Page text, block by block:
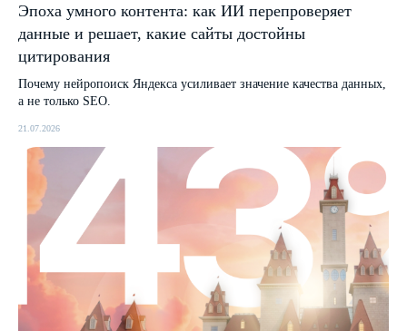
Эпоха умного контента: как ИИ перепроверяет
данные и решает, какие сайты достойны
цитирования
Почему нейропоиск Яндекса усиливает значение качества данных,
а не только SEO.
21.07.2026